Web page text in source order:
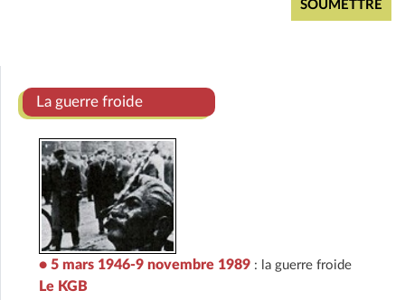
La guerre froide
• 5 mars 1946-9 novembre 1989 : la guerre froide
Le KGB